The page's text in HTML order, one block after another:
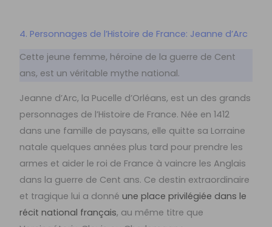
4. Personnages de l’Histoire de France: Jeanne d’Arc
Cette jeune femme, héroïne de la guerre de Cent
ans, est un véritable mythe national.
Jeanne d’Arc, la Pucelle d’Orléans, est un des grands
personnages de l’Histoire de France. Née en 1412
dans une famille de paysans, elle quitte sa Lorraine
natale quelques années plus tard pour prendre les
armes et aider le roi de France à vaincre les Anglais
dans la guerre de Cent ans. Ce destin extraordinaire
et tragique lui a donnéune place privilégiée dans le
récit national français, au même titre que